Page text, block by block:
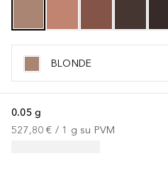
BLONDE
0.05 g
527,80 € / 1 g su PVM